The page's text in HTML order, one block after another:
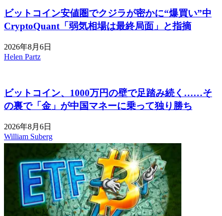
ビットコイン安値圏でクジラが密かに“爆買い”中
CryptoQuant「弱気相場は最終局面」と指摘
2026年8月6日
Helen Partz
ビットコイン、1000万円の壁で足踏み続く……そ
の裏で「金」が中国マネーに乗って独り勝ち
2026年8月6日
William Suberg